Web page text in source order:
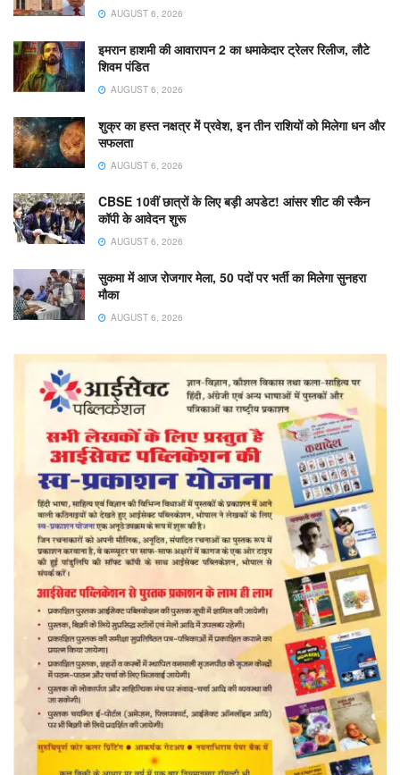
AUGUST 6, 2026
इमरान हाशमी की आवारापन 2 का धमाकेदार ट्रेलर रिलीज, लौटे
शिवम पंडित
AUGUST 6, 2026
शुक्र का हस्त नक्षत्र में प्रवेश, इन तीन राशियों को मिलेगा धन और
सफलता
AUGUST 6, 2026
CBSE 10वीं छात्रों के लिए बड़ी अपडेट! आंसर शीट की स्कैन
कॉपी के आवेदन शुरू
AUGUST 6, 2026
सुकमा में आज रोजगार मेला, 50 पदों पर भर्ती का मिलेगा सुनहरा
मौका
AUGUST 6, 2026